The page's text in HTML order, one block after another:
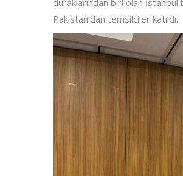
Pakistan’dan temsilciler katıldı.